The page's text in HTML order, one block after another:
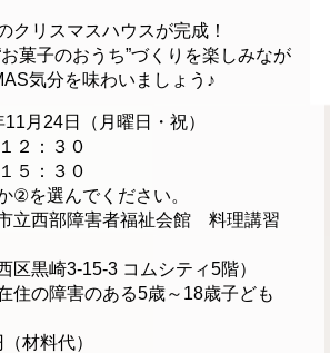
クリスマスハウスが完成！
菓子のおうち”づくりを楽しみなが
気分を味わいましょう♪
月24日（月曜日・祝）
２：３０
５：３０
②を選んでください。
立西部障害者福祉会館 料理講習
区黒崎3-15-3 コムシティ5階）
の障害のある5歳～18歳子ども
材料代）